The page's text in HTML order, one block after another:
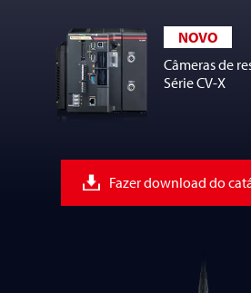
NOVO
Câmeras de
Série CV-X
Fazer download do